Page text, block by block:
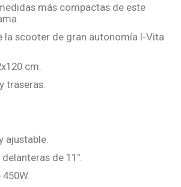
más compactas de este
la scooter de gran autonomía I-Vita
cm.
traseras.
ajustable.
de 11".